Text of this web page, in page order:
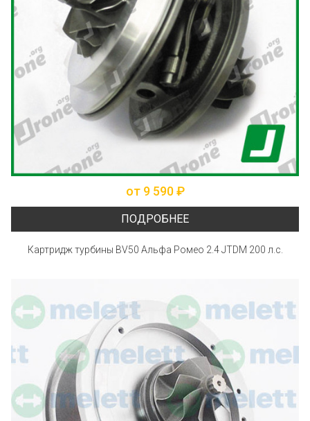
от 9 590 ₽
ПОДРОБНЕЕ
Картридж турбины BV50 Альфа Ромео 2.4 JTDM 200 л.с.